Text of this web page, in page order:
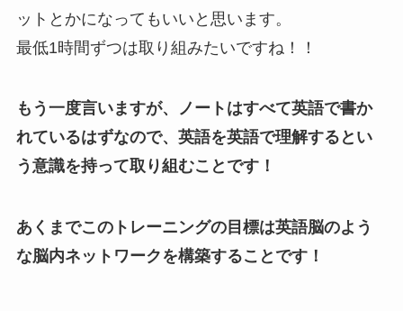
ットとかになってもいいと思います。
最低1時間ずつは取り組みたいですね！！
もう一度言いますが、ノートはすべて英語で書か
れているはずなので、英語を英語で理解するとい
う意識を持って取り組むことです！
あくまでこのトレーニングの目標は英語脳のよう
な脳内ネットワークを構築することです！